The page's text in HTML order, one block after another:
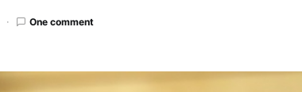
One comment